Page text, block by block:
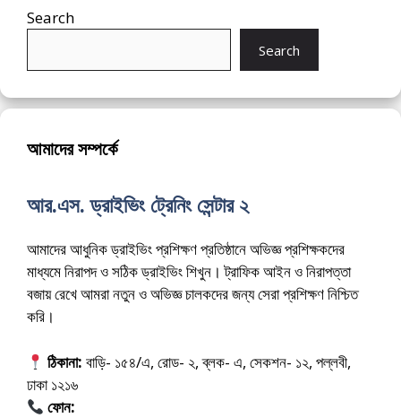
Search
Search
আমাদের সম্পর্কে
আর.এস. ড্রাইভিং ট্রেনিং সেন্টার ২
আমাদের আধুনিক ড্রাইভিং প্রশিক্ষণ প্রতিষ্ঠানে অভিজ্ঞ প্রশিক্ষকদের
মাধ্যমে নিরাপদ ও সঠিক ড্রাইভিং শিখুন। ট্রাফিক আইন ও নিরাপত্তা
বজায় রেখে আমরা নতুন ও অভিজ্ঞ চালকদের জন্য সেরা প্রশিক্ষণ নিশ্চিত
করি।
ঠিকানা: বাড়ি- ১৫৪/এ, রোড- ২, ব্লক- এ, সেকশন- ১২, পল্লবী,
ঢাকা ১২১৬
ফোন: